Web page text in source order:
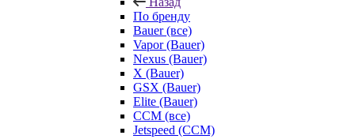
По бренду
Bauer (все)
Vapor (Bauer)
Nexus (Bauer)
X (Bauer)
GSX (Bauer)
Elite (Bauer)
CCM (все)
Jetspeed (CCM)